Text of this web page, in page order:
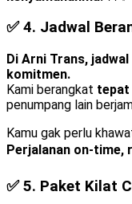
✅ 4. Jadwal
Di Arni Trans,
komitmen.
Kami berangkat tepat
penumpang lain
Kamu gak perlu
Perjalanan on-time,
✅ 5. Paket Kilat